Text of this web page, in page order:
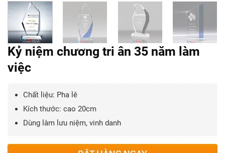
Kỷ niệm chương tri ân 35 năm làm
việc
Chất liệu: Pha lê
Kích thước: cao 20cm
Dùng làm lưu niệm, vinh danh